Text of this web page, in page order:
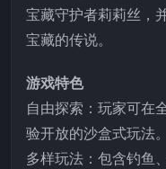
宝藏守护者莉莉丝，
宝藏的传说。
游戏特色
自由探索：玩家可在
验开放的沙盒式玩法。
多样玩法：包含钓鱼